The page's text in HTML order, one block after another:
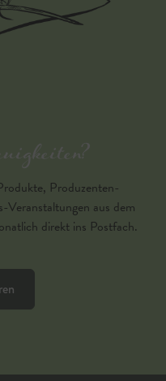
Produzenten-
Veranstaltungen aus dem
direkt ins Postfach.